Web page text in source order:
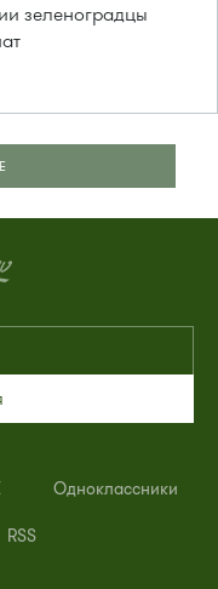
зеленоградцы
Одноклассники
RSS